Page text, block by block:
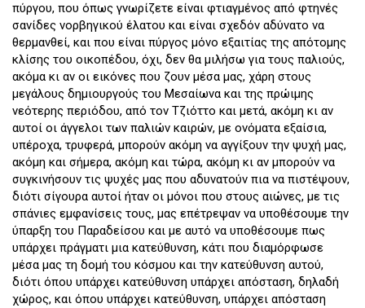
πύργου, που όπως γνωρίζετε είναι φτιαγμένος από φτηνές
σανίδες νορβηγικού έλατου και είναι σχεδόν αδύνατο να
θερμανθεί, και που είναι πύργος μόνο εξαιτίας της απότομης
κλίσης του οικοπέδου, όχι, δεν θα μιλήσω για τους παλιούς,
ακόμα κι αν οι εικόνες που ζουν μέσα μας, χάρη στους
μεγάλους δημιουργούς του Μεσαίωνα και της πρώιμης
νεότερης περιόδου, από τον Τζιόττο και μετά, ακόμη κι αν
αυτοί οι άγγελοι των παλιών καιρών, με ονόματα εξαίσια,
υπέροχα, τρυφερά, μπορούν ακόμη να αγγίξουν την ψυχή μας,
ακόμη και σήμερα, ακόμη και τώρα, ακόμη κι αν μπορούν να
συγκινήσουν τις ψυχές μας που αδυνατούν πια να πιστέψουν,
διότι σίγουρα αυτοί ήταν οι μόνοι που στους αιώνες, με τις
σπάνιες εμφανίσεις τους, μας επέτρεψαν να υποθέσουμε την
ύπαρξη του Παραδείσου και με αυτό να υποθέσουμε πως
υπάρχει πράγματι μια κατεύθυνση, κάτι που διαμόρφωσε
μέσα μας τη δομή του κόσμου και την κατεύθυνση αυτού,
διότι όπου υπάρχει κατεύθυνση υπάρχει απόσταση, δηλαδή
χώρος, και όπου υπάρχει κατεύθυνση, υπάρχει απόσταση